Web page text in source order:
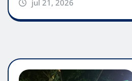
jul 21, 2026